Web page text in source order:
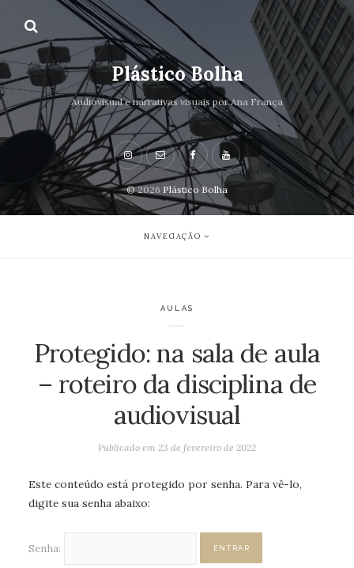
Plástico Bolha
Audiovisual e narrativas visuais por Ana França
© 2026 Plástico Bolha
NAVEGAÇÃO
AULAS
Protegido: na sala de aula
– roteiro da disciplina de
audiovisual
Publicado em 23 de fevereiro de 2022
Este conteúdo está protegido por senha. Para vê-lo,
digite sua senha abaixo:
Senha: